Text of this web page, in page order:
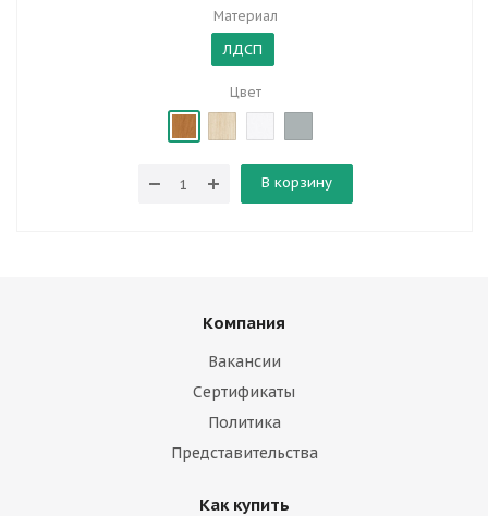
Материал
ЛДСП
Цвет
В корзину
Компания
Вакансии
Сертификаты
Политика
Представительства
Как купить